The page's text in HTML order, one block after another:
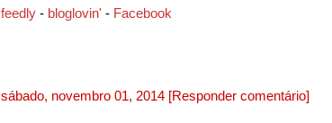
feedly - bloglovin' - Facebook
sábado, novembro 01, 2014 [Responder comentário]